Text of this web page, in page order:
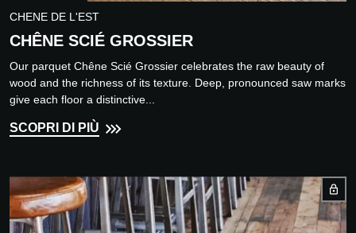
CHENE DE L'EST
CHÊNE SCIÉ GROSSIER
Our parquet Chêne Scié Grossier celebrates the raw beauty of
wood and the richness of its texture. Deep, pronounced saw marks
give each floor a distinctive...
SCOPRI DI PIÙ